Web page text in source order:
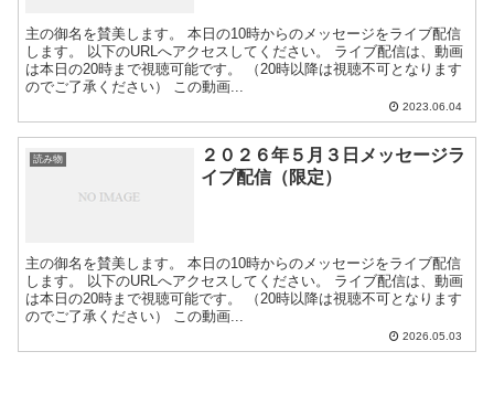
主の御名を賛美します。 本日の10時からのメッセージをライブ配信
します。 以下のURLへアクセスしてください。 ライブ配信は、動画
は本日の20時まで視聴可能です。 （20時以降は視聴不可となります
のでご了承ください） この動画...
2023.06.04
読み物
２０２６年５月３日メッセージラ
イブ配信（限定）
主の御名を賛美します。 本日の10時からのメッセージをライブ配信
します。 以下のURLへアクセスしてください。 ライブ配信は、動画
は本日の20時まで視聴可能です。 （20時以降は視聴不可となります
のでご了承ください） この動画...
2026.05.03